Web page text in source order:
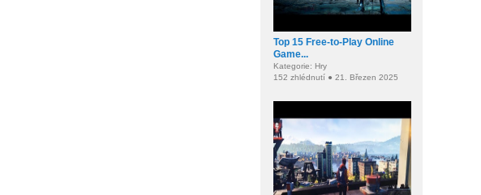
Top 15 Free-to-Play Online
Game...
Kategorie: Hry
152 zhlédnutí ● 21. Březen 2025